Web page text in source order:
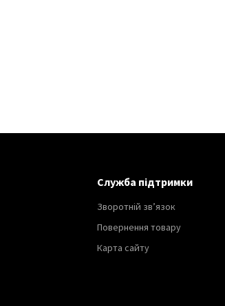
Служба підтримки
Зворотній зв’язок
Повернення товару
Карта сайту